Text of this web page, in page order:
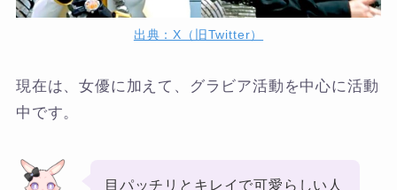
出典：X（旧Twitter）
現在は、女優に加えて、グラビア活動を中心に活動
中です。
目パッチリとキレイで可愛らしい人